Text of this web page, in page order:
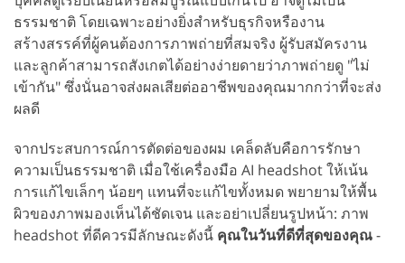
ธรรมชาติ โดยเฉพาะอย่างยิ่งสำหรับธุรกิจหรืองาน
สร้างสรรค์ที่ผู้คนต้องการภาพถ่ายที่สมจริง ผู้รับสมัครงาน
และลูกค้าสามารถสังเกตได้อย่างง่ายดายว่าภาพถ่ายดู "ไม่
เข้ากัน" ซึ่งนั่นอาจส่งผลเสียต่ออาชีพของคุณมากกว่าที่จะส่ง
ผลดี
จากประสบการณ์การตัดต่อของผม เคล็ดลับคือการรักษา
ความเป็นธรรมชาติ เมื่อใช้เครื่องมือ AI headshot ให้เน้น
การแก้ไขเล็กๆ น้อยๆ แทนที่จะแก้ไขทั้งหมด พยายามให้พื้น
ผิวของภาพมองเห็นได้ชัดเจน และอย่าเปลี่ยนรูปหน้า: ภาพ
headshot ที่ดีควรมีลักษณะดังนี้ คุณในวันที่ดีที่สุดของคุณ-